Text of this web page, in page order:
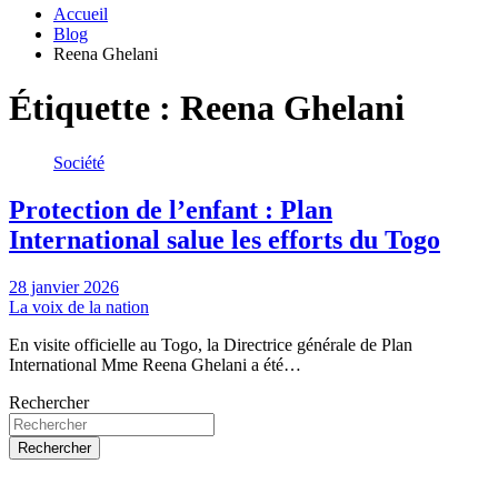
Accueil
Blog
Reena Ghelani
Étiquette : Reena Ghelani
Société
Protection de l’enfant : Plan
International salue les efforts du Togo
28 janvier 2026
La voix de la nation
En visite officielle au Togo, la Directrice générale de Plan
International Mme Reena Ghelani a été…
Rechercher
Rechercher